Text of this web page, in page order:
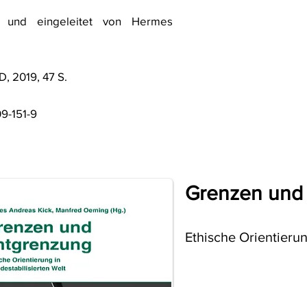
und eingeleitet von Hermes
2019, 47 S.
151-9
Grenzen
Ethische